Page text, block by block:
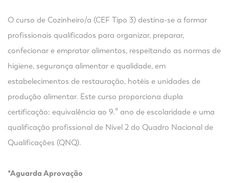
O curso de Cozinheiro/a (CEF Tipo 3) destina-se a formar
profissionais qualificados para organizar, preparar,
confecionar e empratar alimentos, respeitando as normas de
higiene, segurança alimentar e qualidade, em
estabelecimentos de restauração, hotéis e unidades de
produção alimentar. Este curso proporciona dupla
certificação: equivalência ao 9.º ano de escolaridade e uma
qualificação profissional de Nível 2 do Quadro Nacional de
Qualificações (QNQ).
*Aguarda Aprovação